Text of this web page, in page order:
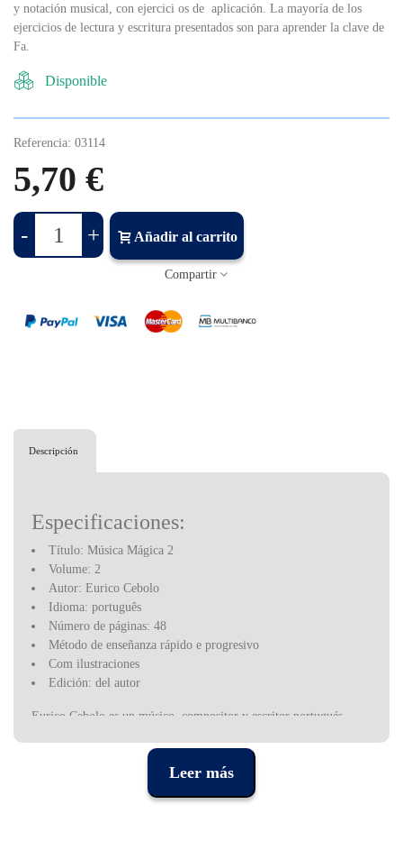
y notación musical, con ejercici os de aplicación. La mayoría de los
ejercicios de lectura y escritura presentados son para aprender la clave de
Fa.
Disponible
Referencia: 03114
5,70 €
- + Añadir al carrito
Compartir
Descripción
Especificaciones:
Título: Música Mágica 2
Volume: 2
Autor: Eurico Cebolo
Idioma: português
Número de páginas: 48
Método de enseñanza rápido e progresivo
Com ilustraciones
Edición: del autor
Eurico Cebolo es un músico, compositor y escritor portugués,
diversos instrumentos musicales.
En 2011, había publicado un total de 61 libros, 51 de los cuales
eran manuales de música.
Leer más